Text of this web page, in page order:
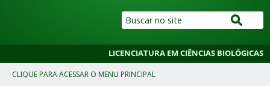
LICENCIATURA EM CIÊNCIAS BIOLÓGICAS